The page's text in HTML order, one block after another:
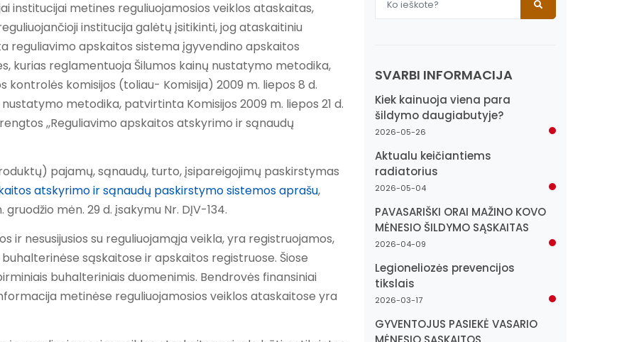
institucijai metines reguliuojamosios veiklos ataskaitas,
institucija galėtų įsitikinti, jog ataskaitiniu
reguliavimo apskaitos sistema įgyvendino apskaitos
kurias reglamentuoja Šilumos kainų nustatymo metodika,
komisijos (toliau- Komisija) 2009 m. liepos 8 d.
metodika, patvirtinta Komisijos 2009 m. liepos 21 d.
,,Reguliavimo apskaitos atskyrimo ir sąnaudų
pajamų, sąnaudų, turto, įsipareigojimų paskirstymas
atskyrimo ir sąnaudų paskirstymo sistemos aprašu,
mėn. 29 d. įsakymu Nr. DĮV-134.
ir nesusijusios su reguliuojamąja veikla, yra registruojamos,
sąskaitose ir apskaitos registruose. Šiose
buhalteriniais duomenimis. Bendrovės finansiniai
metinėse reguliuojamosios veiklos ataskaitose yra
SVARBI INFORMACIJA
Kiek kainuoja viena para
šildymo daugiabutyje?
2026-05-26
Aktualu keičiantiems
radiatorius
2026-05-04
PAVASARIŠKI ORAI MAŽINO KOVO
MĖNESIO ŠILDYMO SĄSKAITAS
2026-04-09
Legioneliozės prevencijos
tikslais
2026-03-17
GYVENTOJUS PASIEKĖ VASARIO